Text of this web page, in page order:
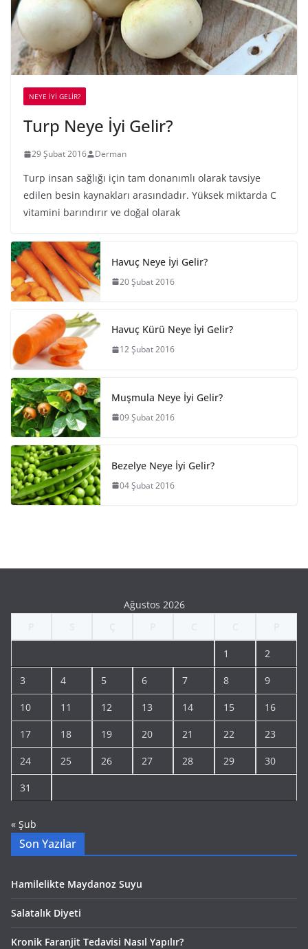
NEYE İYİ GELİR?
Turp Neye İyi Gelir?
29 Şubat 2016 Derman
Turp insan sağlığı için tam donanımlı olarak tavsiye
edilen besin kaynakları arasındadır. Yüksek miktarda C
vitamini barındırır ve doğal olarak
Havuç Neye İyi Gelir?
20 Şubat 2016
Havuç Kürü Neye İyi Gelir?
12 Şubat 2016
Muşmula Neye İyi Gelir?
09 Şubat 2016
Bezelye Neye İyi Gelir?
04 Şubat 2016
Ağustos 2026
1 2
3 4 5 6 7 8 9
10 11 12 13 14 15 16
17 18 19 20 21 22 23
24 25 26 27 28 29 30
31
« Şub
Son Yazılar
Hamilelikte Maydanoz Suyu
Salatalık Diyeti
Kronik Faranjit Tedavisi Nasıl Yapılır?